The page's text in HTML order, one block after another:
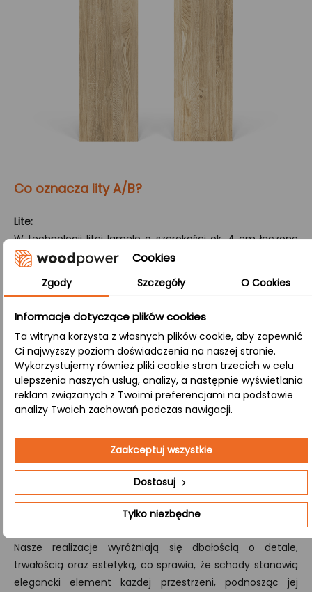
Co oznacza lity A/B?
Lite:
W technologii litej lamele o szerokości ok. 4 cm łączone
są ze sobą wzdłuż dłuższej krawędzi. Efektem jest produkt
wytrzymałości, idealny do estetycznych aranżacji.
A/B:
W tej klasie wykończenia górna powierzchnia (strona A)
jest idealnie jednolita, natomiast dolna (strona B)
eksponuje naturalne cechy drewna, takie jak sęki, nadając
produktowi atrakcyjny, kontrastujący wygląd.
zamówienie, przygotowujemy kompleksową wycenę i
produkcję zestawów schodów drewnianych,
obejmujących wszystkie kluczowe elementy – od stopni i
podstopni po poręcze oraz tralki.Skontaktuj sięz nami,
aby dowiedzieć się więcej.
Nasze realizacje wyróżniają się dbałością o detale,
trwałością oraz estetyką, co sprawia, że schody stanowią
elegancki element każdej przestrzeni, podnosząc jej
Cookies
Zgody Szczegóły O Cookies
Informacje dotyczące plików cookies
Ta witryna korzysta z własnych plików cookie, aby zapewnić
Ci najwyższy poziom doświadczenia na naszej stronie.
Wykorzystujemy również pliki cookie stron trzecich w celu
ulepszenia naszych usług, analizy, a następnie wyświetlania
reklam związanych z Twoimi preferencjami na podstawie
analizy Twoich zachowań podczas nawigacji.
Tylko niezbędne
Dostosuj
Zaakceptuj wszystkie